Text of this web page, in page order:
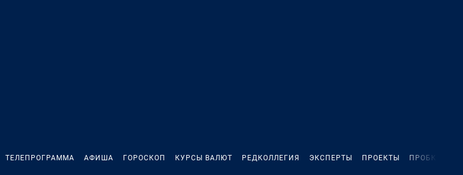
ТЕЛЕПРОГРАММА АФИША ГОРОСКОП КУРСЫ ВАЛЮТ РЕДКОЛЛЕГИЯ ЭКСПЕРТЫ ПРОЕКТЫ ПРОБКИ